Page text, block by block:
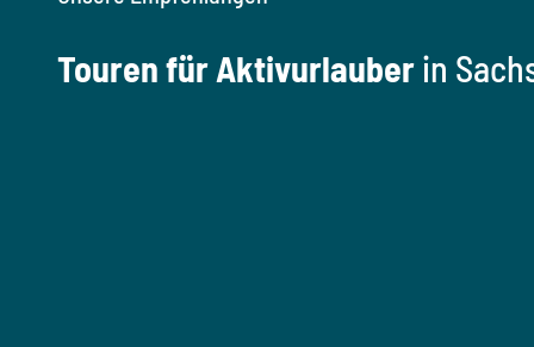
Touren für Aktivurlauberin